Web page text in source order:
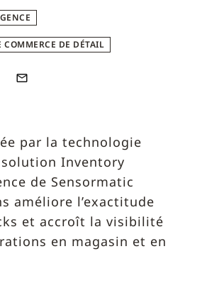
DE DÉTAIL
par la technologie
solution Inventory
de Sensormatic
améliore l’exactitude
et accroît la visibilité
en magasin et en